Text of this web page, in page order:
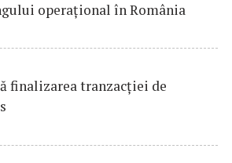
operațional în România
finalizarea tranzacției de